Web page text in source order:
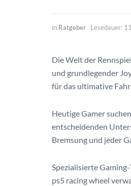
in Ratgeber Lesedauer:
Die Welt der
und grundlegender
für das ultimative
Heutige Gamer
entscheidenden
Bremsung und jeder
Spezialisierte
ps5 racing wheel